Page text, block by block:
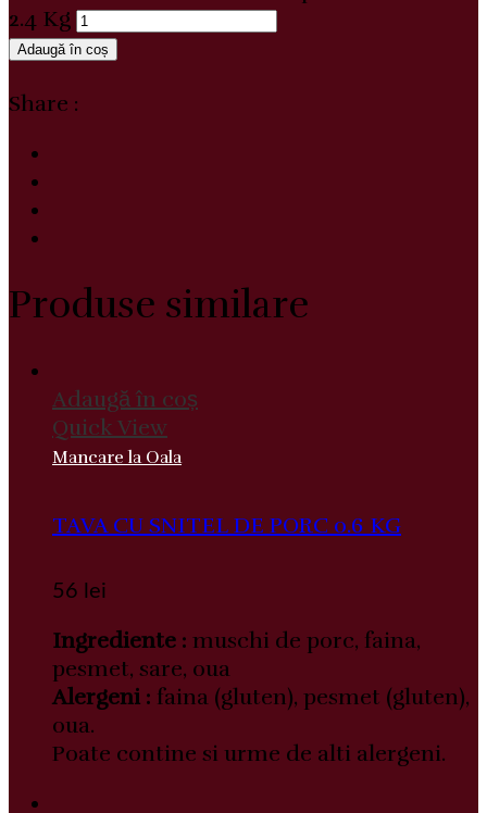
2.4 Kg
Adaugă în coș
Share :
Produse similare
Adaugă în coș
Quick View
Mancare la Oala
TAVA CU SNITEL DE PORC 0.6 KG
56 lei
Ingrediente : muschi de porc, faina,
pesmet, sare, oua
Alergeni : faina (gluten), pesmet (gluten),
oua.
Poate contine si urme de alti alergeni.